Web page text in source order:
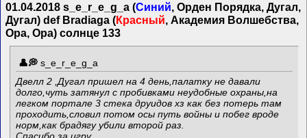
01.04.2018 s_e_r_e_g_a (Синий, Орден Порядка, Дугал,
Дугал) def Bradiaga (Красный, Академия Волшебства,
Ора, Ора) солнце 133
s_e_r_e_g_a
Двелл 2 ,Дугал пришел на 4 день,палатку не давали
долго,чуть затянул с пробивками неудобные охраны,на
легком портале 3 стека друидов хз как без потерь там
проходить,словил потом осы путь войны и побег вроде
норм,как брадягу убили второй раз.
Спасибо за игру.